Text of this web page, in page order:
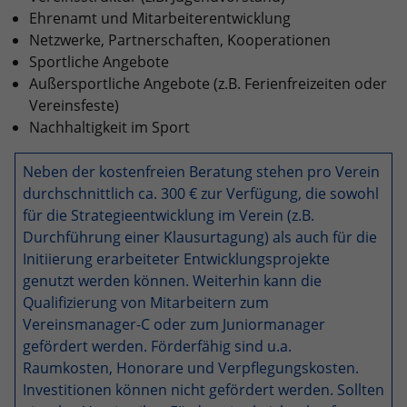
Ehrenamt und Mitarbeiterentwicklung
Netzwerke, Partnerschaften, Kooperationen
Sportliche Angebote
Außersportliche Angebote (z.B. Ferienfreizeiten oder
Vereinsfeste)
Nachhaltigkeit im Sport
Neben der kostenfreien Beratung stehen pro Verein
durchschnittlich ca. 300 € zur Verfügung, die sowohl
für die Strategieentwicklung im Verein (z.B.
Durchführung einer Klausurtagung) als auch für die
Initiierung erarbeiteter Entwicklungsprojekte
genutzt werden können. Weiterhin kann die
Qualifizierung von Mitarbeitern zum
Vereinsmanager-C oder zum Juniormanager
gefördert werden. Förderfähig sind u.a.
Raumkosten, Honorare und Verpflegungskosten.
Investitionen können nicht gefördert werden. Sollten
Zweck
Dieses Cookie ist ein Standard-Session-
Cookie von TYPO3. Es speichert im Falle
eines Benutzer-Logins die Session-ID.
So kann der eingeloggte Benutzer
wiedererkannt werden und es wird ihm
gewährt.
Zweck
Kampagnendaten zu berechnen und
die Nutzung der Website für den
Analysebericht der Website zu
verfolgen. Die Cookies speichern
Informationen anonym und weisen eine
eindeutige Besucher zu identifizieren.
Name _gid
Anbieter Google Analytics
Laufzeit 1 Tag
Zweck
Dieses Cookie wird von Google Analytics
installiert. Das Cookie wird verwendet,
um Informationen darüber zu
speichern, wie Besucher eine Website
nutzen, und hilft bei der Erstellung
Anbieter Google LLC
Laufzeit 6 Monate
Zweck
Das NID-Cookie enthält eine eindeutige
Einstellungen und andere
Ihre bevorzugte Sprache (z. B. Deutsch),
wie viele Suchergebnisse pro Seite
angezeigt werden sollen (z. B. 10 oder
20) und ob der Google SafeSearch-Filter
aktiviert sein soll.
Externe Inhalte
Wir verwenden auf unserer Website externe Inhalte, um
Ihnen zusätzliche Informationen anzubieten.